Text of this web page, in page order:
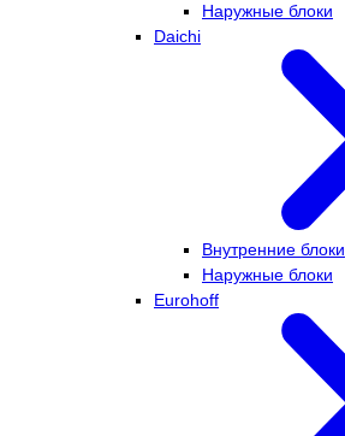
Наружные блоки
Daichi
Внутренние блоки
Наружные блоки
Eurohoff